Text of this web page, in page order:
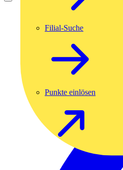
Filial-Suche
Punkte einlösen